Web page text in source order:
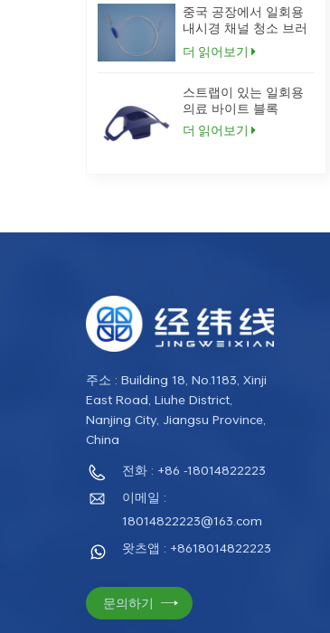
중국 공장에서 일회용
내시경 채널 청소 브러
시 사용자 정의
더 읽어보기
스트랩이 있는 일회용
의료 바이트 블록
더 읽어보기
주소 : Building 18, No.1183, Xinji
East Road, Liuhe District,
Nanjing City, Jiangsu Province,
China
전화 : +86 -18014822223
이메일 :
18014822223@163.com
왓츠앱 : +8618014822223
문의하기